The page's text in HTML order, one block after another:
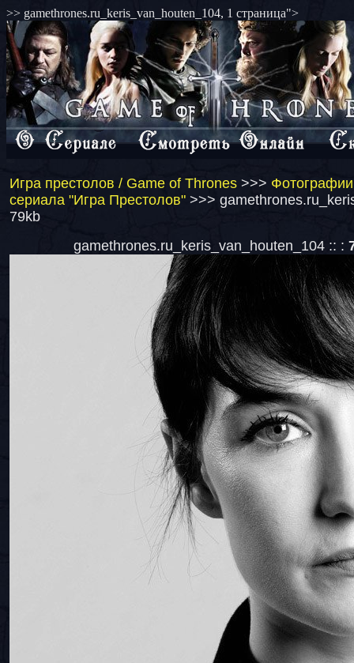
>> gamethrones.ru_keris_van_houten_104, 1 страница">
Игра престолов / Game of Thrones >>>
сериала "Игра Престолов" >>>
79kb
gamethrones.ru_keris_van_houten_104 :: :